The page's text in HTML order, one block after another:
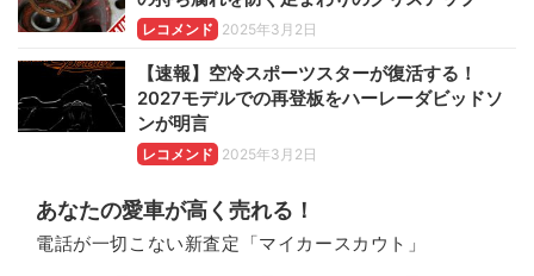
レコメンド 2025年3月2日
【速報】空冷スポーツスターが復活する！
2027モデルでの再登板をハーレーダビッドソ
ンが明言
レコメンド 2025年3月2日
あなたの愛車が高く売れる！
電話が一切こない新査定「マイカースカウト」